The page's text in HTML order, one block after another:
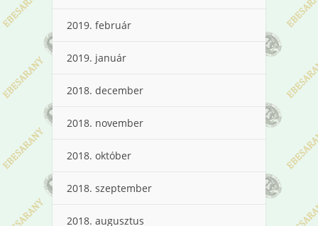
2019. február
2019. január
2018. december
2018. november
2018. október
2018. szeptember
2018. augusztus